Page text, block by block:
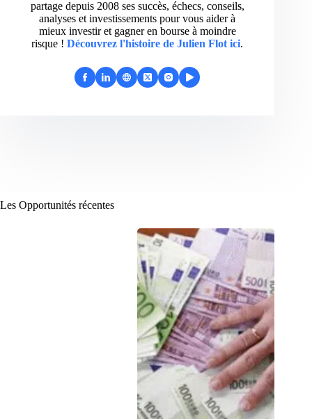
partage depuis 2008 ses succès, échecs, conseils,
analyses et investissements pour vous aider à
mieux investir et gagner en bourse à moindre
risque ! Découvrez l'histoire de Julien Flot ici.
Les Opportunités récentes